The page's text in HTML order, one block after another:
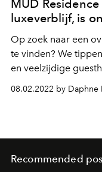
MUD
luxeverblijf, is
Op zoek naar een
te vinden? We
en veelzijdige
design, maar op
08.02.2022 by
Recommended